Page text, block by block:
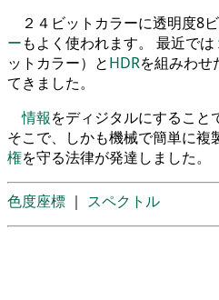
２４ビットカラーに透明度8
ーもよく使われます。 最近では
ットカラー）とHDRを組みわせ
てきました。
情報をディジタルにすること
そこで、しかも機械で簡単に複
権を守る法律が発達しました。
色度座標 ｜ スペクトル